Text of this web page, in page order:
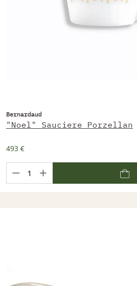
Bernardaud
"Noel" Sauciere Porzellan
493 €